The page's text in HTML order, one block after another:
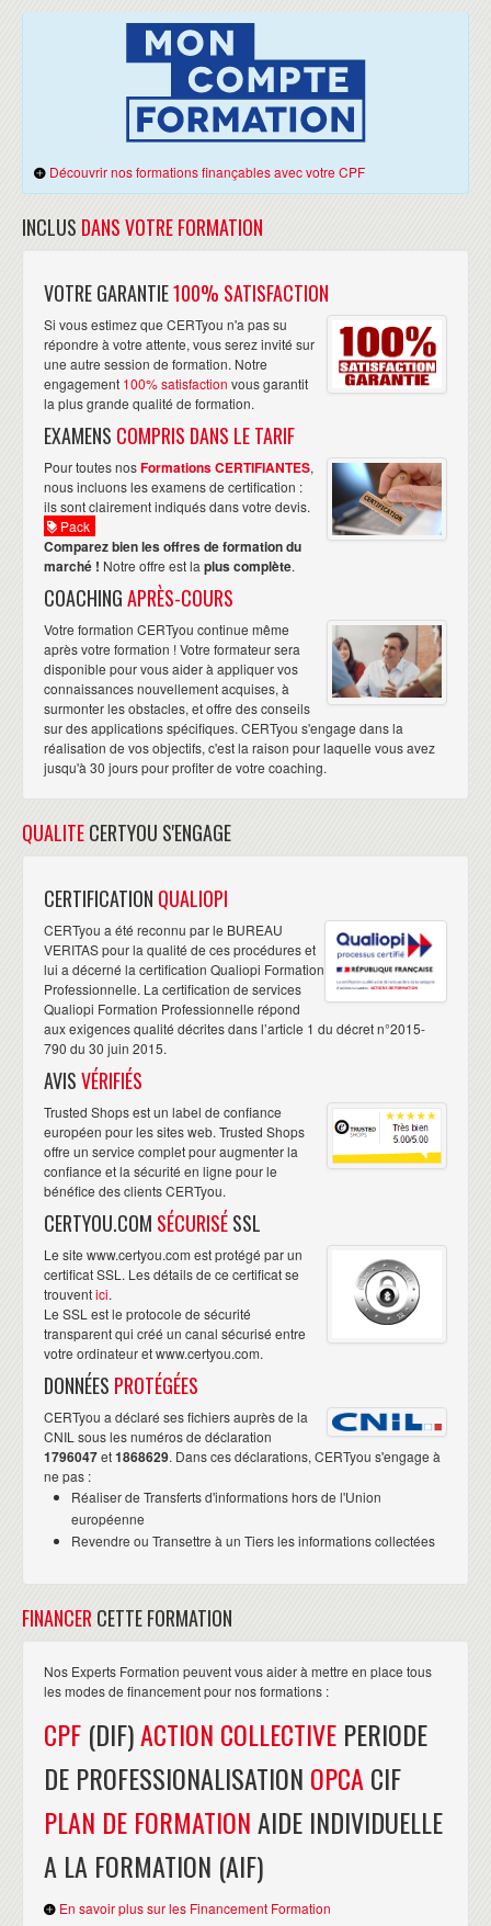
Résolution d'enregistrements IPv6
Commande de pilotage rndc
GESTION DES SERVEURS WEB
Gestion du service apache
Configuration from scratch d'un serveur Apache
SCÉNARIOS D'APPLICATION
Travaux pratiques libres sur des scénarios d'exploitation ou de
troubleshooting
Découvrir nos formations finançables avec votre CPF
INCLUS DANS VOTRE FORMATION
VOTRE GARANTIE100% SATISFACTION
Si vous estimez que CERTyou n'a pas su
répondre à votre attente, vous serez invité sur
une autre session de formation. Notre
engagement 100% satisfaction vous garantit
la plus grande qualité de formation.
EXAMENS COMPRIS DANS LE TARIF
Pour toutes nosFormations CERTIFIANTES,
nous incluons les examens de certification :
ils sont clairement indiqués dans votre devis.
Pack
Comparez bien les offres de formation du
marché ! Notre offre est la plus complète.
COACHINGAPRÈS-COURS
Votre formation CERTyou continue même
après votre formation ! Votre formateur sera
disponible pour vous aider à appliquer vos
connaissances nouvellement acquises, à
surmonter les obstacles, et offre des conseils
sur des applications spécifiques. CERTyou s'engage dans la
réalisation de vos objectifs, c'est la raison pour laquelle vous avez
jusqu'à 30 jours pour profiter de votre coaching.
QUALITECERTYOU S'ENGAGE
CERTIFICATION QUALIOPI
CERTyou a été reconnu par le BUREAU
VERITAS pour la qualité de ces procédures et
lui a décerné la certification Qualiopi Formation
Professionnelle. La certification de services
Qualiopi Formation Professionnelle répond
aux exigences qualité décrites dans l’article 1 du décret n°2015-
790 du 30 juin 2015.
AVISVÉRIFIÉS
Trusted Shops est un label de confiance
européen pour les sites web. Trusted Shops
offre un service complet pour augmenter la
confiance et la sécurité en ligne pour le
bénéfice des clients CERTyou.
CERTYOU.COM SÉCURISÉSSL
Le site www.certyou.com est protégé par un
certificat SSL. Les détails de ce certificat se
trouventici.
Le SSL est le protocole de sécurité
transparent qui créé un canal sécurisé entre
votre ordinateur et www.certyou.com.
DONNÉES PROTÉGÉES
CERTyou a déclaré ses fichiers auprès de la
CNIL sous les numéros de déclaration
1796047et1868629. Dans ces déclarations, CERTyou s'engage à
ne pas :
Réaliser de Transferts d'informations hors de l'Union
européenne
Revendre ou Transettre à un Tiers les informations collectées
FINANCER CETTE FORMATION
Nos Experts Formation peuvent vous aider à mettre en place tous
les modes de financement pour nos formations :
CPF (DIF)ACTION COLLECTIVE PERIODE
DE PROFESSIONALISATION OPCA CIF
PLAN DE FORMATIONAIDE INDIVIDUELLE
A LA FORMATION (AIF)
En savoir plus sur les Financement Formation